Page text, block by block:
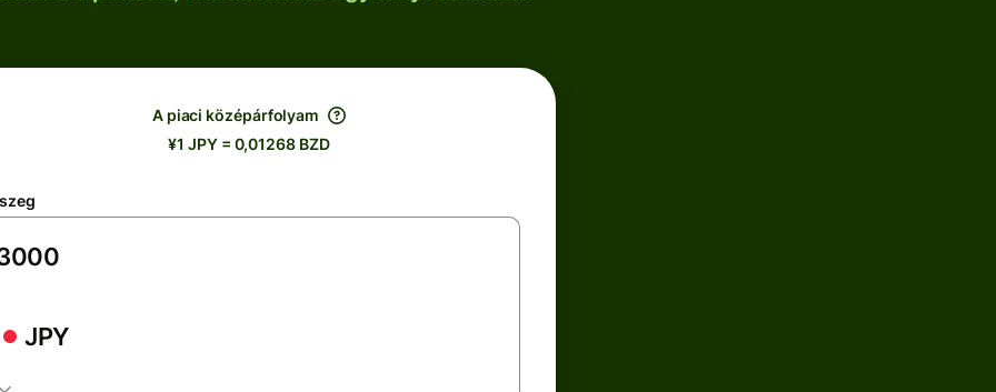
A piaci középárfolyam
¥1 JPY = 0,01268 BZD
JPY